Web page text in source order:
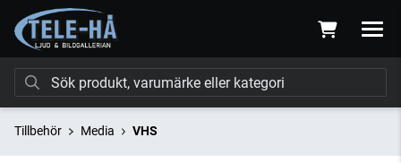
Tillbehör Media VHS